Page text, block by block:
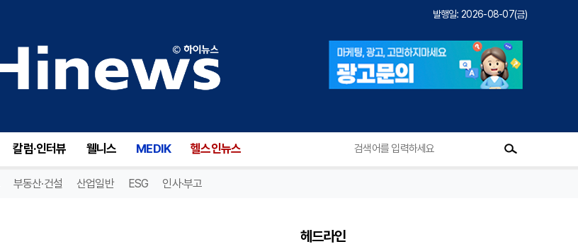
발행일: 2026-08-07(금)
칼럼·인터뷰 웰니스 MEDIK 헬스인뉴스
부동산·건설 산업일반 ESG 인사·부고
헤드라인